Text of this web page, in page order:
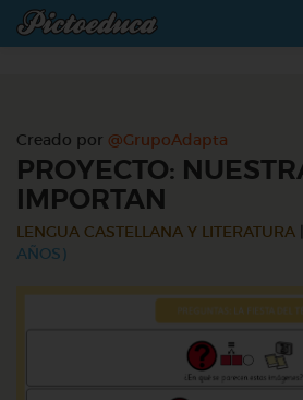
Creado por @GrupoAdapta
PROYECTO:
IMPORTAN
LENGUA CASTELLANA Y LITERATURA
AÑOS)